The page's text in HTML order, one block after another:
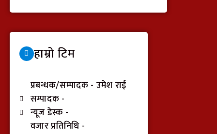
हाम्रो टिम
प्रबन्धक/सम्पादक - उमेश राई
सम्पादक -
न्यूज डेस्क -
वजार प्रतिनिधि -